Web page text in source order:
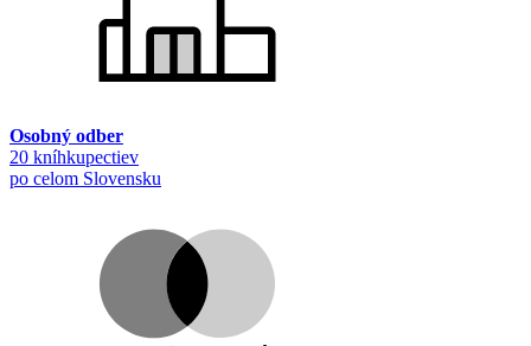
Osobný odber
20 kníhkupectiev
po celom Slovensku